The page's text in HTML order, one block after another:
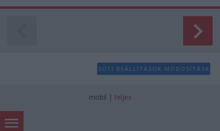
SÜTI BEÁLLÍTÁSOK MÓDOSÍTÁSA
mobil | teljes